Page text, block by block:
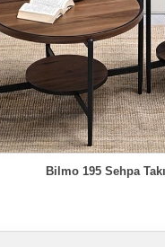
Bilmo 195 Sehpa